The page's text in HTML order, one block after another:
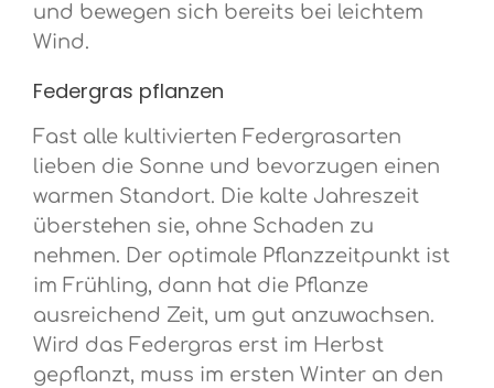
und bewegen sich bereits bei leichtem
Wind.
Federgras pflanzen
Fast alle kultivierten Federgrasarten
lieben die Sonne und bevorzugen einen
warmen Standort. Die kalte Jahreszeit
überstehen sie, ohne Schaden zu
nehmen. Der optimale Pflanzzeitpunkt ist
im Frühling, dann hat die Pflanze
ausreichend Zeit, um gut anzuwachsen.
Wird das Federgras erst im Herbst
gepflanzt, muss im ersten Winter an den